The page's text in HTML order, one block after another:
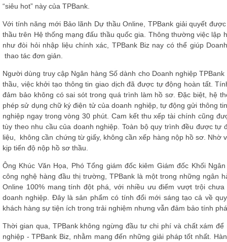
“siêu hot” này của TPBank.
Với tính năng mới Bảo lãnh Dự thầu Online, TPBank giải quyết
thầu trên Hệ thống mạng đấu thầu quốc gia. Thông thường việc
như đòi hỏi nhập liệu chính xác, TPBank Biz nay có thể giúp
thao tác đơn giản.
Người dùng truy cập Ngân hàng Số dành cho Doanh nghiệp
thầu, việc khởi tạo thông tin giao dịch đã được tự động hoàn tất.
đảm bảo không có sai sót trong quá trình làm hồ sơ. Đặc biệt, hệ
phép sử dụng chữ ký điện tử của doanh nghiệp, tự động gửi thông
nghiệp ngay trong vòng 30 phút. Cam kết thu xếp tài chính cũng
tùy theo nhu cầu của doanh nghiệp. Toàn bộ quy trình đều được
liệu, không cần chứng từ giấy, không cần xếp hàng nộp hồ sơ. Nhờ
kịp tiến độ nộp hồ sơ thầu.
Ông Khúc Văn Họa, Phó Tổng giám đốc kiêm Giám đốc Khối
công nghệ hàng đầu thị trường, TPBank là một trong những ngân
Online 100% mang tính đột phá, với nhiều ưu điểm vượt trội
doanh nghiệp. Đây là sản phẩm có tính đổi mới sáng tạo cả về
khách hàng sự tiện ích trong trải nghiệm nhưng vẫn đảm bảo tính
Thời gian qua, TPBank không ngừng đầu tư chi phí và chất xám
nghiệp - TPBank Biz, nhằm mang đến những giải pháp tốt nhất.